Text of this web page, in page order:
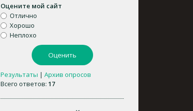
Оцените мой сайт
Отлично
Хорошо
Неплохо
Результаты |Архив опросов
Всего ответов:17